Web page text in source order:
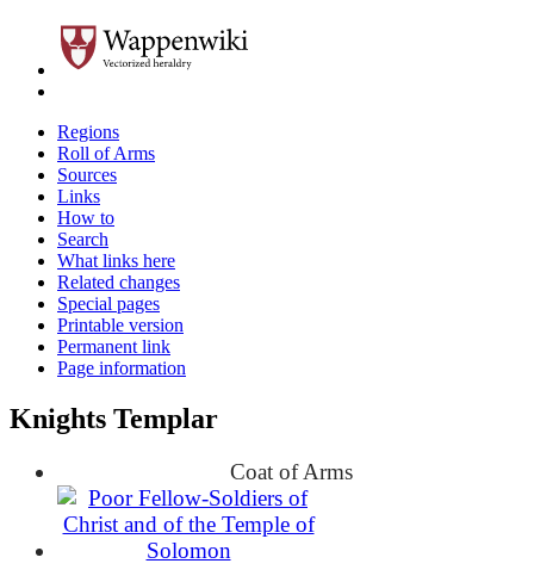
Regions
Roll of Arms
Sources
Links
How to
Search
What links here
Related changes
Special pages
Printable version
Permanent link
Page information
Knights Templar
Coat of Arms